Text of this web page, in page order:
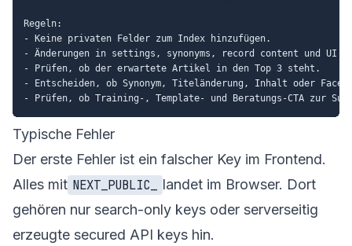
Regeln:
- Keine privaten Felder zum Index hinzufügen.
- Änderungen in settings, synonyms, record content und UI
- Prüfen, ob der erwartete Artikel in den Top 3 steht.
- Entscheiden, ob Synonym, Titeländerung, Inhalt oder
Typische Fehler
Der erste Fehler ist ein falscher Key im Frontend.
Alles mit NEXT_PUBLIC_
landet im Browser. Dort
gehören nur search-only keys oder serverseitig
erzeugte secured API keys hin.